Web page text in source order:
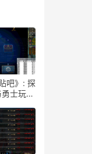
吧》: 探
士玩家
：从贴
内外秘